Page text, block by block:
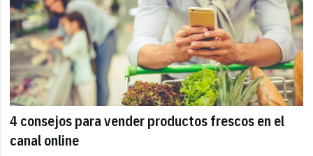
4 consejos para vender productos frescos en el
canal online